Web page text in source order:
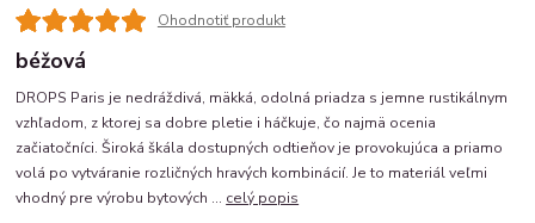
Ohodnotiť produkt
béžová
DROPS Paris je nedráždivá, mäkká, odolná priadza s jemne rustikálnym
vzhľadom, z ktorej sa dobre pletie i háčkuje, čo najmä ocenia
začiatočníci. Široká škála dostupných odtieňov je provokujúca a priamo
volá po vytváranie rozličných hravých kombinácií. Je to materiál veľmi
vhodný pre výrobu bytových ... celý popis